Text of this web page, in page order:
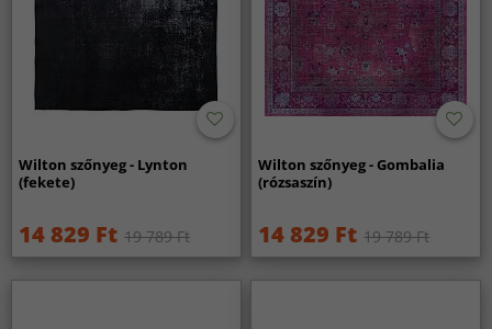
Wilton szőnyeg - Lynton
(fekete)
14 829 Ft 19 789 Ft
Wilton szőnyeg - Gombalia
(rózsaszín)
14 829 Ft 19 789 Ft